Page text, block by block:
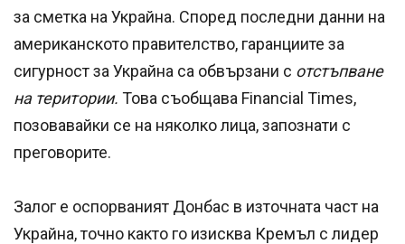
за сметка на Украйна. Според последни данни на
американското правителство, гаранциите за
сигурност за Украйна са обвързани с отстъпване
на територии. Това съобщава Financial Times,
позовавайки се на няколко лица, запознати с
преговорите.
Залог е оспорваният Донбас в източната част на
Украйна, точно както го изисква Кремъл с лидер